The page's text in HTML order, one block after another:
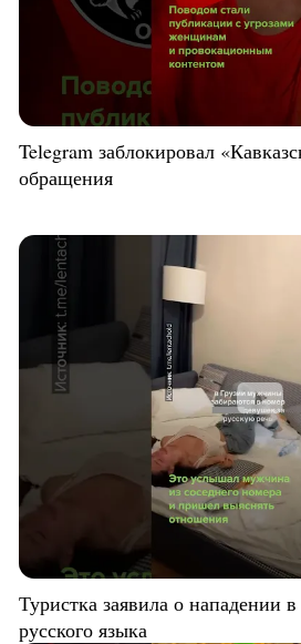
Telegram заблокировал
обращения
Туристка заявила о нападении
русского языка